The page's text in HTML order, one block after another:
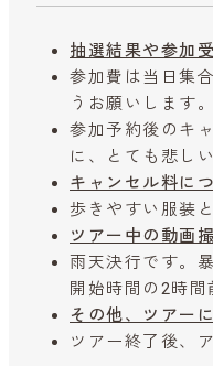
抽選結果や参加
参加費は当日集
うお願いします。
参加予約後のキ
に、とても悲し
キャンセル料に
歩きやすい服装
ツアー中の動画
雨天決行です。
開始時間の2時間
その他、ツアー
ツアー終了後、